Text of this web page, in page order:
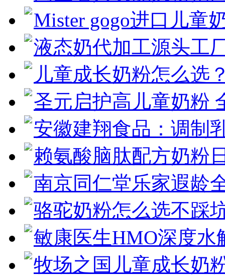
Mister gogo进口儿童
液态奶代加工源头
儿童成长奶粉怎么选
圣元启护高儿童奶粉
安徽建翔食品：调制
赖氨酸脑肽配方奶粉
南京同仁堂乐家遐龄
骆驼奶粉怎么选不踩
敏康医生HMO深度水
牧场之国儿童成长奶